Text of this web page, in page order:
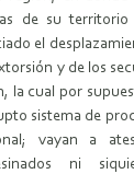
de su
el
y de los
la cual por
sistema de
vayan a
ni